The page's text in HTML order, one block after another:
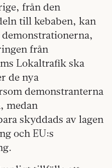
från den
till kebaben, kan
från
Lokaltrafik ska
de nya
demonstranterna
medan
skyddads av lagen
och EU:s